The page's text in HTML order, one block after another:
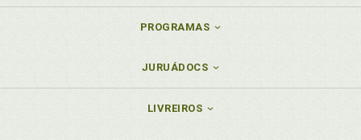
PROGRAMAS
JURUÁDOCS
LIVREIROS